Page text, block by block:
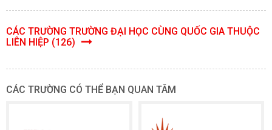
CÁC TRƯỜNG TRƯỜNG ĐẠI HỌC CÙNG QUỐC GIA THUỘC
LIÊN HIỆP (126)
CÁC TRƯỜNG CÓ THỂ BẠN QUAN TÂM